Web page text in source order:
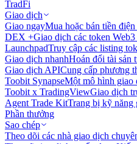
TradFi
Giao dịch
Giao ngayMua hoặc bán tiền
DEX +Giao dịch các token
LaunchpadTruy cập các listing
Giao dịch nhanhHoán đổi tài sản
Giao dịch APICung cấp phương
Toobit SynapseMột mô hình giao
Toobit x TradingViewGiao dịch
Agent Trade KitTrang bị kỹ năng
Phần thưởng
Sao chép
Theo dõi các nhà giao dịch